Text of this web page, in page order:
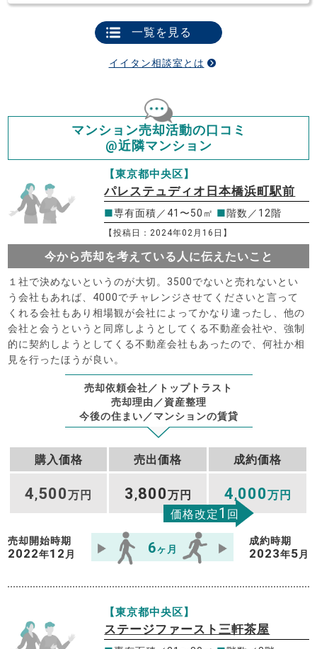
一覧を見る
イイタン相談室とは
マンション売却活動の口コミ
@近隣マンション
【東京都中央区】
パレステュディオ日本橋浜町駅前
■専有面積／41〜50㎡ ■階数／12階
【投稿日：2024年02月16日】
今から売却を考えている人に伝えたいこと
１社で決めないというのが大切。3500でないと売れないとい
う会社もあれば、4000でチャレンジさせてくださいと言って
くれる会社もあり相場観が会社によってかなり違ったし、他の
会社と会うというと同席しようとしてくる不動産会社や、強制
的に契約しようとしてくる不動産会社もあったので、何社か相
見を行ったほうが良い。
売却依頼会社／トップトラスト
売却理由／資産整理
今後の住まい／マンションの賃貸
購入価格 売出価格 成約価格
4,500万円 3 ,800万円 4,000万円
価格改定1 回
売却開始時期
2022年12 月 6ヶ月
成約時期
2023年5 月
【東京都中央区】
ステージファースト三軒茶屋